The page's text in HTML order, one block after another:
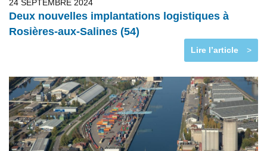
24 SEPTEMBRE 2024
Deux nouvelles implantations logistiques à
Rosières-aux-Salines (54)
Lire l’article >